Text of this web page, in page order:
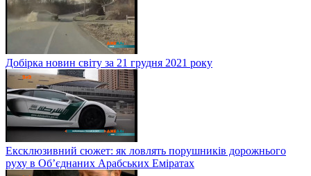
Добірка новин світу за 21 грудня 2021 року
Ексклюзивний сюжет: як ловлять порушників дорожнього
руху в Об’єднаних Арабських Еміратах